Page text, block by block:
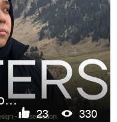
Дизайн лендинга и соцсетей для трафик-агентства
23 330